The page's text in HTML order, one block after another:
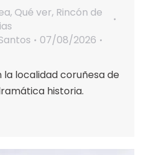
, Qué ver, Rincón de
07/08/2026
la localidad coruñesa de
historia.